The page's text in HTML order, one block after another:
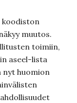
koodiston
muutos.
toimiin,
aseel-lista
huomion